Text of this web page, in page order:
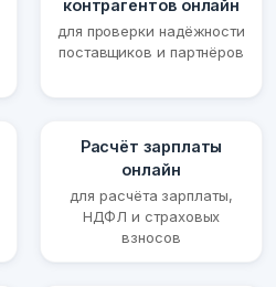
контрагентов онлайн
для проверки надёжности
поставщиков и партнёров
Расчёт зарплаты
онлайн
для расчёта зарплаты,
НДФЛ и страховых
взносов